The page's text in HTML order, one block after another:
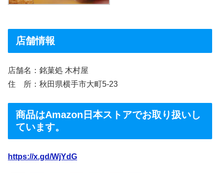
店舗情報
店舗名：銘菓処 木村屋
住 所：秋田県横手市大町5-23
商品はAmazon日本ストアでお取り扱いし
ています。
https://x.gd/WjYdG